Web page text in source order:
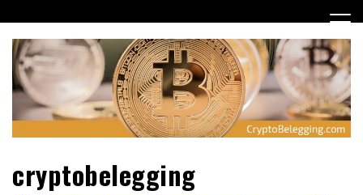
naar
inhoud
cryptobelegging